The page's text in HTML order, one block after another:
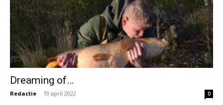
Dreaming of…
Redactie - 19 april 2022 0